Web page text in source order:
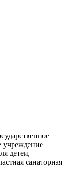
учреждение
детей,
санаторная